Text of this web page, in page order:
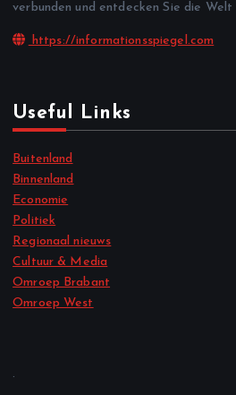
verbunden und entdecken Sie die
https://informationsspiegel.com
Useful Links
Buitenland
Binnenland
Economie
Politiek
Regionaal nieuws
Cultuur & Media
Omroep Brabant
Omroep West
.